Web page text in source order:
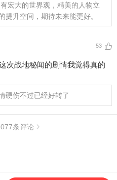
宏大的世界观，精美的人物立
提升空间，期待未来能更好。
53
次战地秘闻的剧情我觉得真的
硬伤不过已经好转了
条评论